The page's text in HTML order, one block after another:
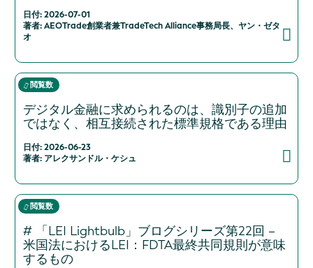
日付: 2026-07-01
著者: AEOTrade創業者兼TradeTech Alliance事務局長、ヤン・ゼタ
オ
閲覧数
デジタル金融に求められるのは、識別子の追加
ではなく、相互接続された標準規格である理由
日付: 2026-06-23
著者: アレクサンドル・ケシュ
閲覧数
# 「LEI Lightbulb」ブログシリーズ第22回 –
米国法におけるLEI：FDTA最終共同規則が意味
するもの